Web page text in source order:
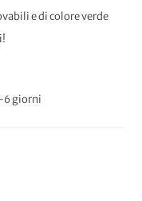
e di colore verde
6 giorni